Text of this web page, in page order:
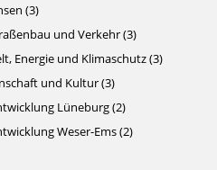
(3)
und Verkehr (3)
Energie und Klimaschutz (3)
und Kultur (3)
Lüneburg (2)
Weser-Ems (2)